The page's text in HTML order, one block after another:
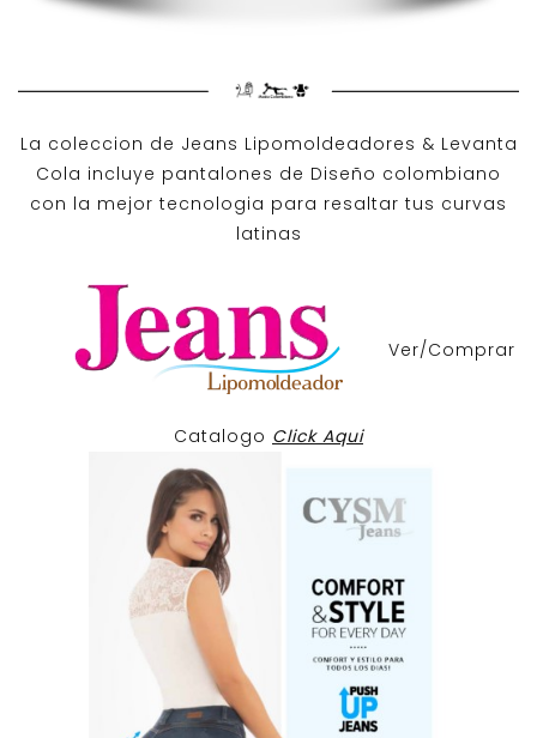
La coleccion de Jeans Lipomoldeadores & Levanta
Cola incluye pantalones de Diseño colombiano
con la mejor tecnologia para resaltar tus curvas
latinas
Ver/Comprar
Catalogo Click Aqui